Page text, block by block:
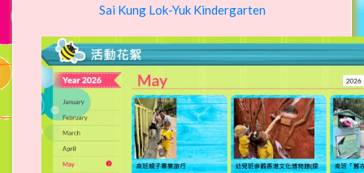
Sai Kung Lok-Yuk Kindergarten